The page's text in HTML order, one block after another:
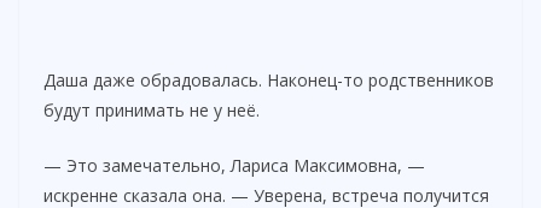
Даша даже обрадовалась. Наконец-то родственников
будут принимать не у неё.
— Это замечательно, Лариса Максимовна, —
искренне сказала она. — Уверена, встреча получится